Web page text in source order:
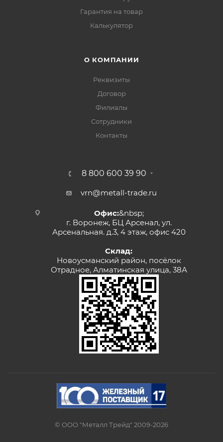
Гарантия на товар
Калькулятор
О КОМПАНИИ
Реквизиты
Договор
Филиалы
Сотрудники
Контакты
8 800 600 39 90
vrn@metall-trade.ru
Офис:&nbsp;
г. Воронеж, БЦ Арсенал, ул.
Арсенальная. д.3, 4 этаж, офис 420
Склад:
Новоусманский район, посёлок
Отрадное, Алматинская улица, 38А
© ООО "Металл Трейд" 2009-2026